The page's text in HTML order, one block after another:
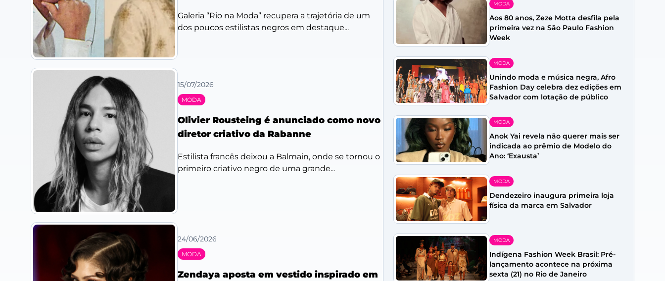
Galeria “Rio na Moda” recupera a trajetória de um
dos poucos estilistas negros em destaque...
15/07/2026
MODA
Olivier Rousteing é anunciado como novo
diretor criativo da Rabanne
Estilista francês deixou a Balmain, onde se tornou o
primeiro criativo negro de uma grande...
24/06/2026
MODA
Zendaya aposta em vestido inspirado em
MODA
Aos 80 anos, Zeze Motta desfila pela
primeira vez na São Paulo Fashion
Week
MODA
Unindo moda e música negra, Afro
Fashion Day celebra dez edições em
Salvador com lotação de público
MODA
Anok Yai revela não querer mais ser
indicada ao prêmio de Modelo do
Ano: ‘Exausta’
MODA
Dendezeiro inaugura primeira loja
física da marca em Salvador
MODA
Indígena Fashion Week Brasil: Pré-
lançamento acontece na próxima
sexta (21) no Rio de Janeiro